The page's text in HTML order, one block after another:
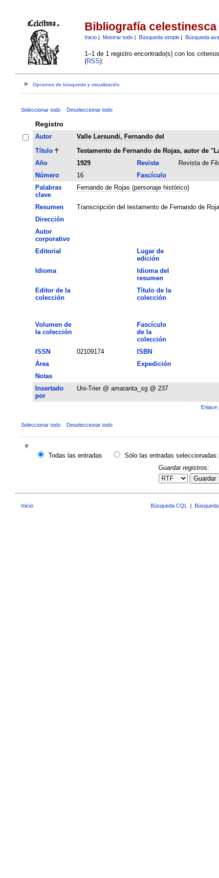
Bibliografía celestinesca
Inicio| Mostrar todo| Búsqueda simple| Búsqueda
1–1 de 1 registro encontrado(s) con los
(RSS):
Opciones de búsqueda y visualización
Seleccionar todo Deseleccionar todo
Registro
Autor
Valle Lersundi, Fernando del
Título
Testamento de Fernando de Rojas, autor de
Año
1929 Revista
Revista de
Número
16
Fascículo
Palabras
clave
Fernando de Rojas (personaje histórico)
Resumen
Transcripción del testamento de Fernando de
Dirección
Autor
corporativo
Editorial
Lugar de
edición
Idioma
Idioma del
resumen
Editor de la
colección
Título de la
colección
Volumen de
la colección
Fascículo
de la
colección
ISSN
02109174
ISBN
Área
Expedición
Notas
Insertado
por
Uni-Trier @ amaranta_sg @ 237
Enlace
Seleccionar todo Deseleccionar todo
Todas las entradas
Sólo las entradas seleccionadas:
Guardar registros:
Guardar
Inicio Búsqueda CQL